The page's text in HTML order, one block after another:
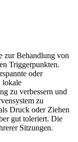
zur Behandlung von
Triggerpunkten.
oder
lokale
zu verbessern und
zu
Druck oder Ziehen
gut toleriert. Die
Sitzungen.